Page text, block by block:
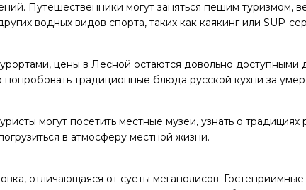
Путешественники могут заняться пешим туризмом,
водных видов спорта, таких как каякинг или SUP-
цены в Лесной остаются довольно доступными
традиционные блюда русской кухни за
могут посетить местные музеи, узнать о традициях
в атмосферу местной жизни.
отличающаяся от суеты мегаполисов.